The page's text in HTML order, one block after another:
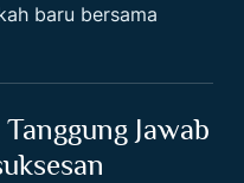
baru bersama
Jawab